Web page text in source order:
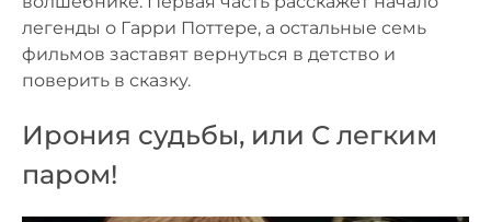
легенды о Гарри Поттере, а остальные семь
фильмов заставят вернуться в детство и
поверить в сказку.
Ирония судьбы, или С легким
паром!